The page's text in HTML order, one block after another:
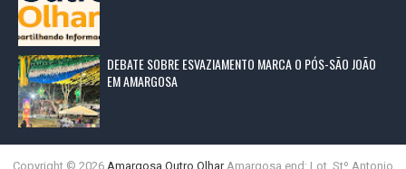
DEBATE SOBRE ESVAZIAMENTO MARCA O PÓS-SÃO JOÃO
EM AMARGOSA
Copyright © 2026 Amargosa Outro Olhar Amargosa end: Lot. Stº Antonio